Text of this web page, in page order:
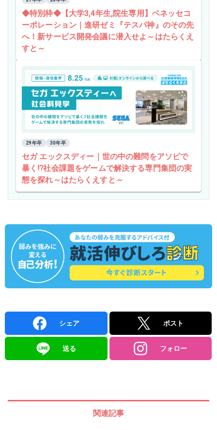
◆特別枠◆【大学3,4年生,院生専用】ベネッセコ
ーポレーション｜進研ゼミ『テスパ神』のその先
へ！新サービス開発会議に潜入せよ～はたらくえ
すと～
29年卒 30年卒
セガ エックスディー｜世の中の難問をアソビで
暴く⁉社会課題をゲームで解決する専門集団の実
態を探れ～はたらくえすと～
シェア ポスト
送る フォロー
関連記事